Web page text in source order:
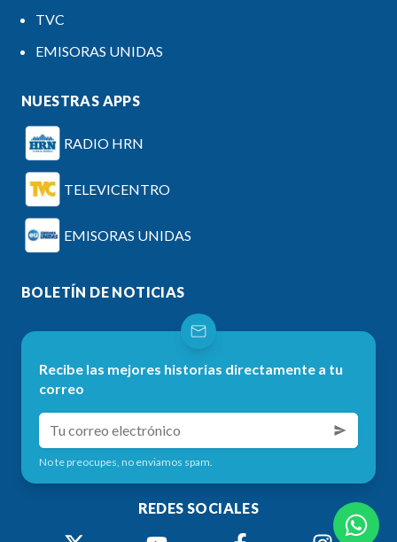
TVC
EMISORAS UNIDAS
NUESTRAS APPS
RADIO HRN
TELEVICENTRO
EMISORAS UNIDAS
BOLETÍN DE NOTICIAS
Recibe las mejores historias directamente a tu
correo
No te preocupes, no enviamos spam.
REDES SOCIALES